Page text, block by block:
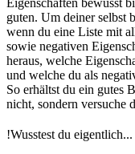
Eigenschaften bewusst
guten. Um deiner selbst
wenn du eine Liste mit
sowie negativen
heraus, welche
und welche du als
So erhältst du ein gutes
nicht, sondern versuche
!Wusstest du eigentlich...